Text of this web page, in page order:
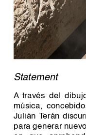
Statement
A través del
música,
Julián Terán
para generar